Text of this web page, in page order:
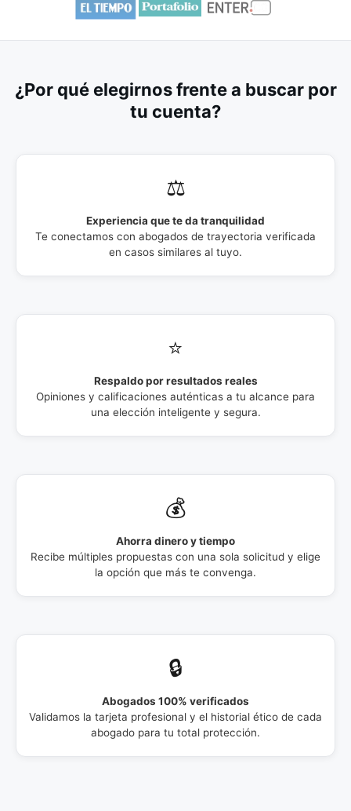
¿Por qué elegirnos frente a buscar por
tu cuenta?
⚖️
Experiencia que te da tranquilidad
Te conectamos con abogados de trayectoria verificada
en casos similares al tuyo.
⭐
Respaldo por resultados reales
Opiniones y calificaciones auténticas a tu alcance para
una elección inteligente y segura.
💰
Ahorra dinero y tiempo
Recibe múltiples propuestas con una sola solicitud y elige
la opción que más te convenga.
🔒
Abogados 100% verificados
Validamos la tarjeta profesional y el historial ético de cada
abogado para tu total protección.